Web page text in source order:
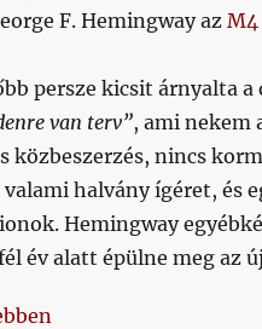
F. Hemingway az
persze kicsit árnyalta a
van terv”, ami nekem
közbeszerzés, nincs
valami halvány ígéret, és
Hemingway
év alatt épülne meg az
dátumot kapott a